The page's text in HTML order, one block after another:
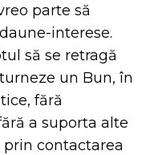
parte să
interese.
să se retragă
un Bun, în
fără
a suporta alte
contactarea